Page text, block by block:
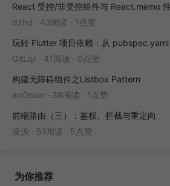
dzhd · 43阅读 · 1点赞
玩转 Flutter 项目依赖：从 pubspec.yaml
GitLqr · 41阅读 · 0点赞
构建无障碍组件之Listbox Pattern
anOnion · 38阅读 · 1点赞
前端路由（三）：鉴权、拦截与重定向
凌涘 · 51阅读 · 5点赞
为你推荐